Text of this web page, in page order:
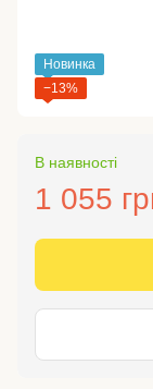
Новинка
−13%
В наявності
1 055